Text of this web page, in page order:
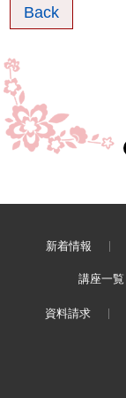
Back
新着情報
講座一覧
資料請求